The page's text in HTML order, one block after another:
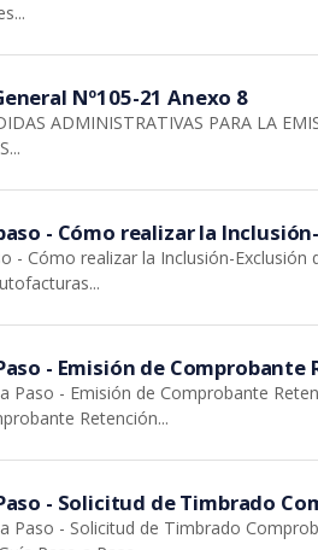
Nº105-21 Anexo 8
ADMINISTRATIVAS PARA LA
- Cómo realizar la
- Cómo realizar la Inclusión-
- Emisión de Comprobante
Paso - Emisión de Comprobante
Retención...
- Solicitud de Timbrado
Paso - Solicitud de Timbrado